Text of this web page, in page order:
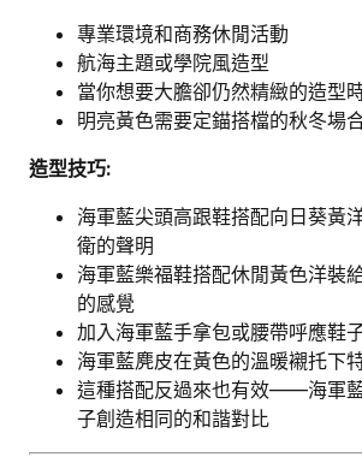
專業環境和商務休閒活動
航海主題或學院風造型
當你想要大膽卻仍然精緻的造型
明亮黃色需要定錨搭檔的秋冬場
造型技巧:
海軍藍尖頭高跟鞋搭配向日葵黃
衛的聲明
海軍藍樂福鞋搭配休閒黃色洋裝
的感覺
加入海軍藍手拿包或腰帶呼應鞋
海軍藍麂皮在黃色的溫暖襯托下
這種搭配反過來也有效——海軍
子創造相同的和諧對比